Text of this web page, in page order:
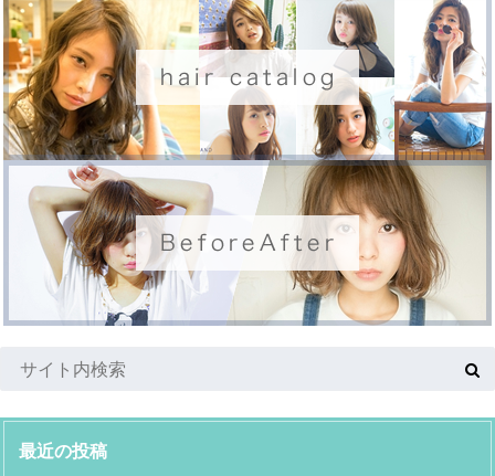
最近の投稿